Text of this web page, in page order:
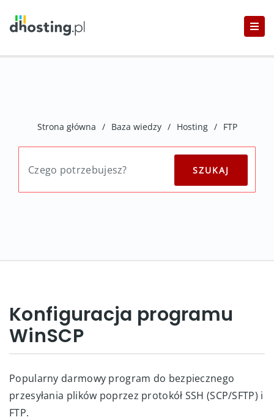
Strona główna / Baza wiedzy / Hosting / FTP
Konfiguracja programu
WinSCP
Popularny darmowy program do bezpiecznego
przesyłania plików poprzez protokół SSH (SCP/SFTP) i
FTP.